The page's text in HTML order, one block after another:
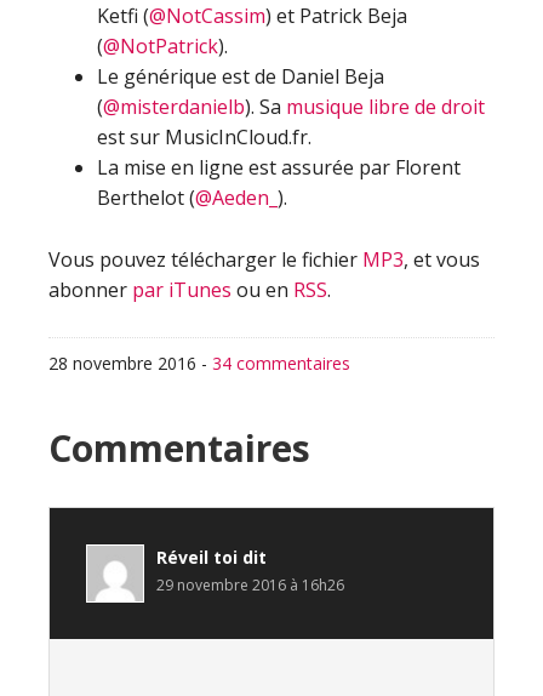
Ketfi (@NotCassim) et Patrick Beja
(@NotPatrick).
Le générique est de Daniel Beja
(@misterdanielb). Sa musique libre de droit
est sur MusicInCloud.fr.
La mise en ligne est assurée par Florent
Berthelot (@Aeden_ ).
Vous pouvez télécharger le fichier MP3, et vous
abonner par iTunes ou en RSS.
28 novembre 2016 - 34 commentaires
Interactions
du
lecteur
Commentaires
Réveil toi dit
29 novembre 2016 à 16h26